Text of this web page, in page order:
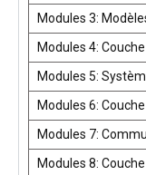
Modules 3:
Modules 4:
Modules 5:
Modules 6:
Modules 7:
Modules 8: